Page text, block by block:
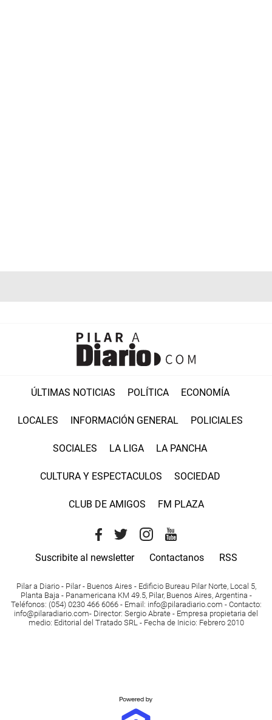
ÚLTIMAS NOTICIAS POLÍTICA ECONOMÍA
LOCALES INFORMACIÓN GENERAL POLICIALES
SOCIALES LA LIGA LA PANCHA
CULTURA Y ESPECTACULOS SOCIEDAD
CLUB DE AMIGOS FM PLAZA
Suscribite al newsletter Contactanos RSS
Pilar a Diario - Pilar - Buenos Aires - Edificio Bureau Pilar Norte, Local 5,
Planta Baja - Panamericana KM 49.5, Pilar, Buenos Aires, Argentina -
Teléfonos: (054) 0230 466 6066 - Email : info@pilaradiario.com - Contacto:
info@pilaradiario.com- Director: Sergio Abrate - Empresa propietaria del
medio: Editorial del Tratado SRL - Fecha de Inicio: Febrero 2010